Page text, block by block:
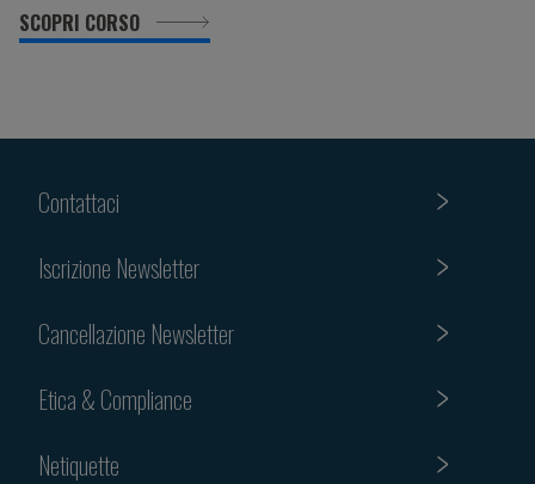
SCOPRI CORSO
Contattaci
Iscrizione Newsletter
Cancellazione Newsletter
Etica & Compliance
Netiquette